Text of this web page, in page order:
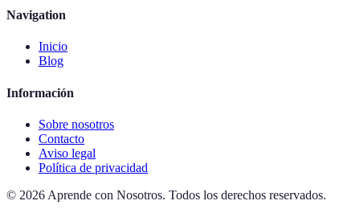
Navigation
Inicio
Blog
Información
Sobre nosotros
Contacto
Aviso legal
Política de privacidad
© 2026 Aprende con Nosotros. Todos los derechos reservados.